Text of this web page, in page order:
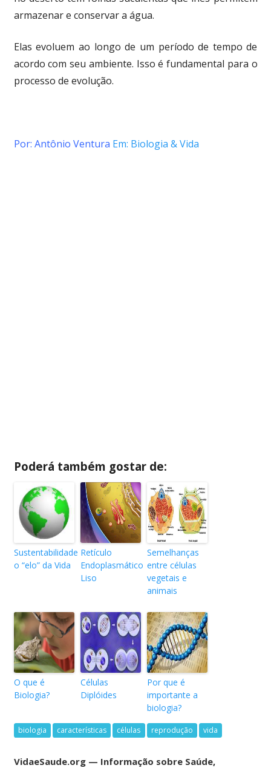
armazenar e conservar a água.
Elas evoluem ao longo de um período de tempo de
acordo com seu ambiente. Isso é fundamental para o
processo de evolução.
Por: Antônio Ventura Em: Biologia & Vida
Poderá também gostar de:
Sustentabilidade
o “elo” da Vida
Retículo
Endoplasmático
Liso
Semelhanças
entre células
vegetais e
animais
O que é
Biologia?
Células
Diplóides
Por que é
importante a
biologia?
biologia características células reprodução vida
VidaeSaude.org — Informação sobre Saúde,